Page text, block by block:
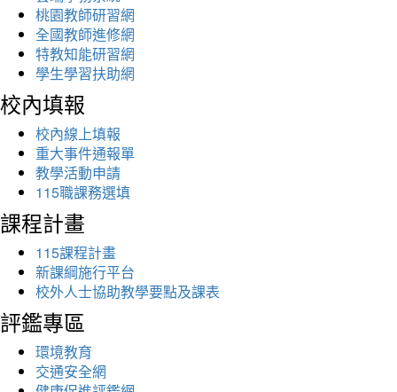
桃園教師研習網
全國教師進修網
特教知能研習網
學生學習扶助網
校內填報
校內線上填報
重大事件通報單
教學活動申請
115職課務選填
課程計畫
115課程計畫
新課綱施行平台
校外人士協助教學要點及課表
評鑑專區
環境教育
交通安全網